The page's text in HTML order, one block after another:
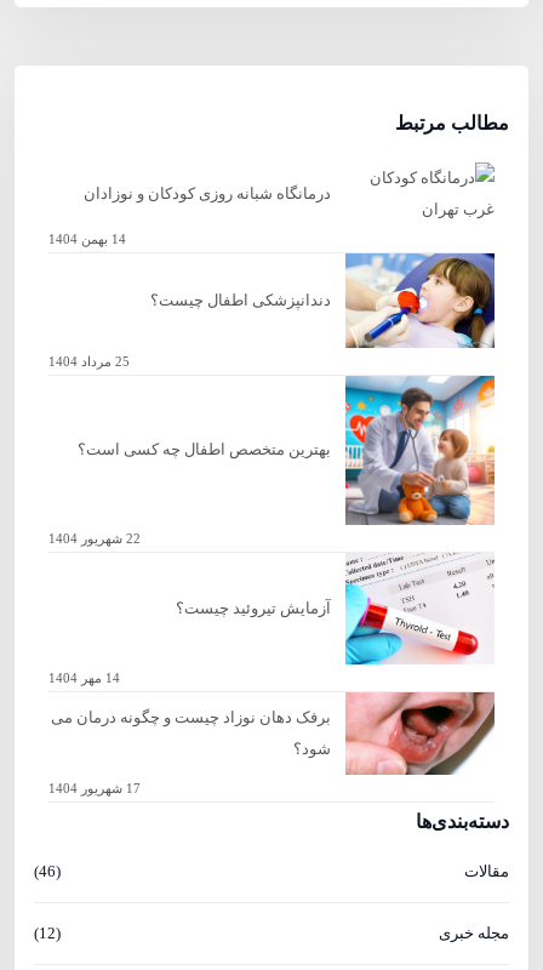
مطالب مرتبط
درمانگاه شبانه روزی کودکان و نوزادان
14 بهمن 1404
دندانپزشکی اطفال چیست؟
25 مرداد 1404
بهترین متخصص اطفال چه کسی است؟
22 شهریور 1404
آزمایش تیروئید چیست؟
14 مهر 1404
برفک دهان نوزاد چیست و چگونه درمان می
شود؟
17 شهریور 1404
دسته‌بندی‌ها
مقالات (46)
مجله خبری (12)